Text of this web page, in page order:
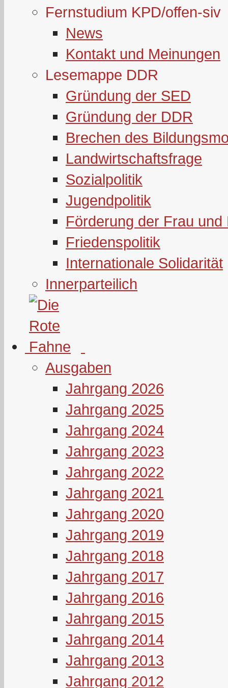
Fernstudium KPD/offen-siv
News
Kontakt und Meinungen
Lesemappe DDR
Gründung der SED
Gründung der DDR
Brechen des
Landwirtschaftsfrage
Sozialpolitik
Jugendpolitik
Förderung der Frau und
Friedenspolitik
Internationale Solidarität
Innerparteilich
Ausgaben
Jahrgang 2026
Jahrgang 2025
Jahrgang 2024
Jahrgang 2023
Jahrgang 2022
Jahrgang 2021
Jahrgang 2020
Jahrgang 2019
Jahrgang 2018
Jahrgang 2017
Jahrgang 2016
Jahrgang 2015
Jahrgang 2014
Jahrgang 2013
Jahrgang 2012